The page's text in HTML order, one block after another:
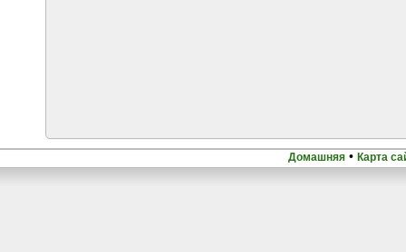
Домашняя • Карта